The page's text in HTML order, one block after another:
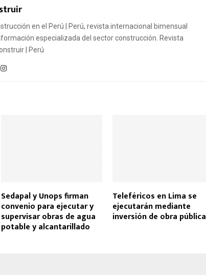
en el Perú | Perú, revista internacional bimensual
especializada del sector construcción. Revista
| Perú
Sedapal y Unops firman
convenio para ejecutar y
supervisar obras de agua
potable y alcantarillado
Teleféricos en Lima se
ejecutarán mediante
inversión de obra pública